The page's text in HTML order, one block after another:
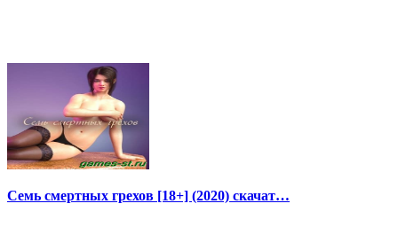
Семь смертных грехов [18+] (2020) скачат…